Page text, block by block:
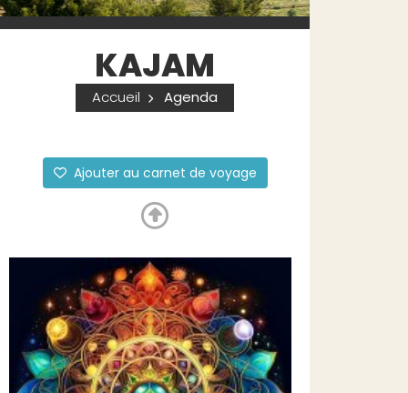
KAJAM
Accueil Agenda
Ajouter au carnet de voyage